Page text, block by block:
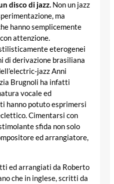
disco di jazz. Non un jazz
ma
hanno semplicemente
attenzione.
eterogenei
di derivazione brasiliana
jazz Anni
Brugnoli ha infatti
vocale ed
hanno potuto esprimersi
Cimentarsi con
sfida non solo
ed arrangiatore,
ed arrangiati da Roberto
che in inglese, scritti da